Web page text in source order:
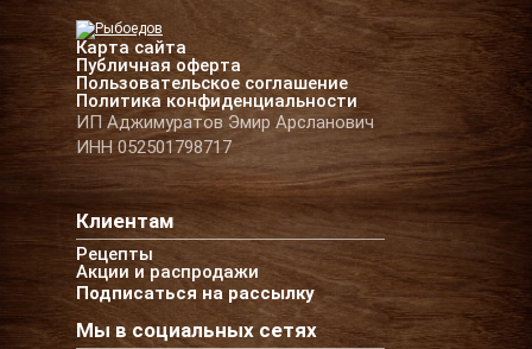
Карта сайта
Публичная оферта
Пользовательское соглашение
Политика конфиденциальности
ИП Аджимуратов Эмир Арсланович
ИНН 052501798717
Клиентам
Рецепты
Акции и распродажи
Подписаться на рассылку
Мы в социальных сетях